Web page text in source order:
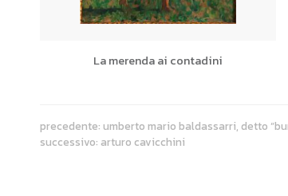
La merenda ai contadini
precedente: umberto mario baldassarri, detto
successivo: arturo cavicchini